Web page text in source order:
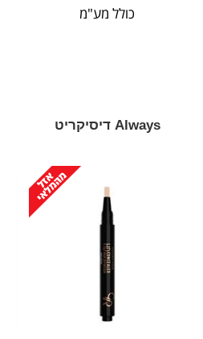
כולל מע"מ
Always דיסיקריט